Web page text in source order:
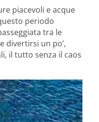
piacevoli e acque
periodo
tra le
divertirsi un po’,
il tutto senza il caos